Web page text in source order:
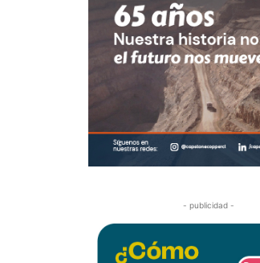
- publicidad -